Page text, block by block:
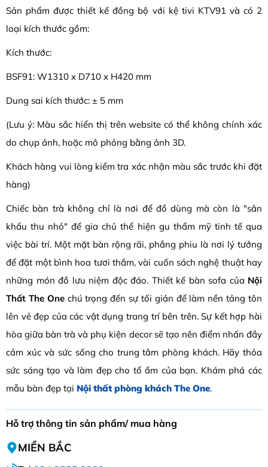
Sản phẩm được thiết kế đồng bộ với kệ tivi KTV91 và có 2
loại kích thước gồm:
Kích thước:
BSF91: W1310 x D710 x H420 mm
Dung sai kích thước: ± 5 mm
(Lưu ý: Màu sắc hiển thị trên website có thể không chính xác
do chụp ảnh, hoặc mô phỏng bằng ảnh 3D.
Khách hàng vui lòng kiểm tra xác nhận màu sắc trước khi đặt
hàng)
Chiếc bàn trà không chỉ là nơi để đồ dùng mà còn là "sân
khấu thu nhỏ" để gia chủ thể hiện gu thẩm mỹ tinh tế qua
việc bài trí. Một mặt bàn rộng rãi, phẳng phiu là nơi lý tưởng
để đặt một bình hoa tươi thắm, vài cuốn sách nghệ thuật hay
những món đồ lưu niệm độc đáo. Thiết kế bàn sofa của Nội
Thất The Onechú trọng đến sự tối giản để làm nền tảng tôn
lên vẻ đẹp của các vật dụng trang trí bên trên. Sự kết hợp hài
hòa giữa bàn trà và phụ kiện decor sẽ tạo nên điểm nhấn đầy
cảm xúc và sức sống cho trung tâm phòng khách. Hãy thỏa
sức sáng tạo và làm đẹp cho tổ ấm của bạn. Khám phá các
mẫu bàn đẹp tại Nội thất phòng khách The One.
Hỗ trợ thông tin sản phẩm/ mua hàng
MIỀN BẮC